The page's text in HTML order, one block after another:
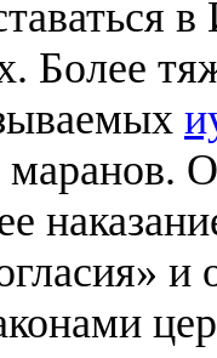
Более
маранов.